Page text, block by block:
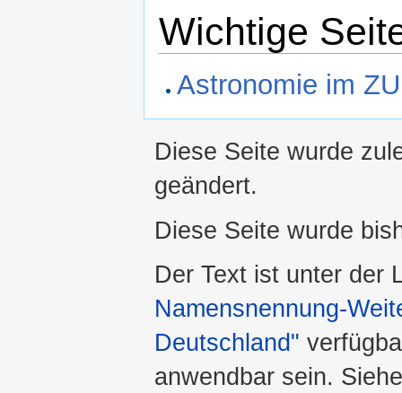
Wichtige
Astronomie im
Diese Seite wurde
geändert.
Diese Seite wurde
Der Text ist unter der
Namensnennung-
Deutschland"
anwendbar sein.